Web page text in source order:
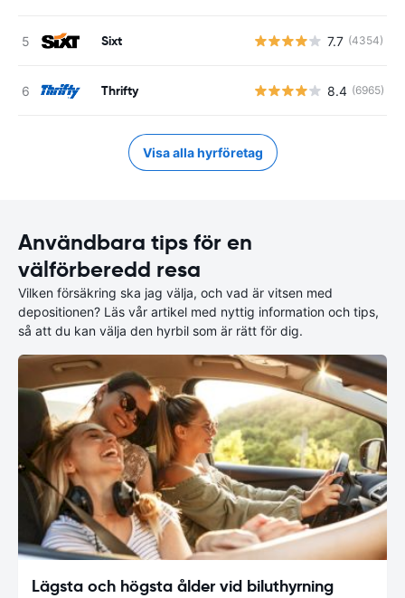
Sixt 7.7 (4354)
Thrifty 8.4 (6965)
Visa alla hyrföretag
Användbara tips för en
välförberedd resa
Vilken försäkring ska jag välja, och vad är vitsen med
depositionen? Läs vår artikel med nyttig information och tips,
så att du kan välja den hyrbil som är rätt för dig.
Lägsta och högsta ålder vid biluthyrning